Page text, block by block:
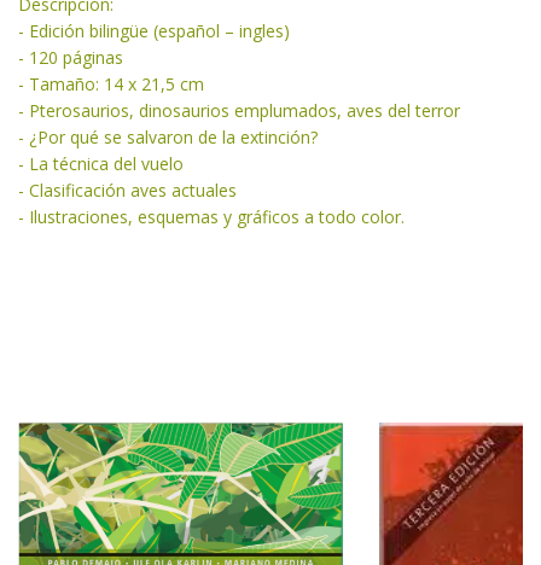
- Edición bilingüe (español – ingles)
- 120 páginas
- Tamaño: 14 x 21,5 cm
- Pterosaurios, dinosaurios emplumados, aves del terror
- ¿Por qué se salvaron de la extinción?
- La técnica del vuelo
- Clasificación aves actuales
- Ilustraciones, esquemas y gráficos a todo color.